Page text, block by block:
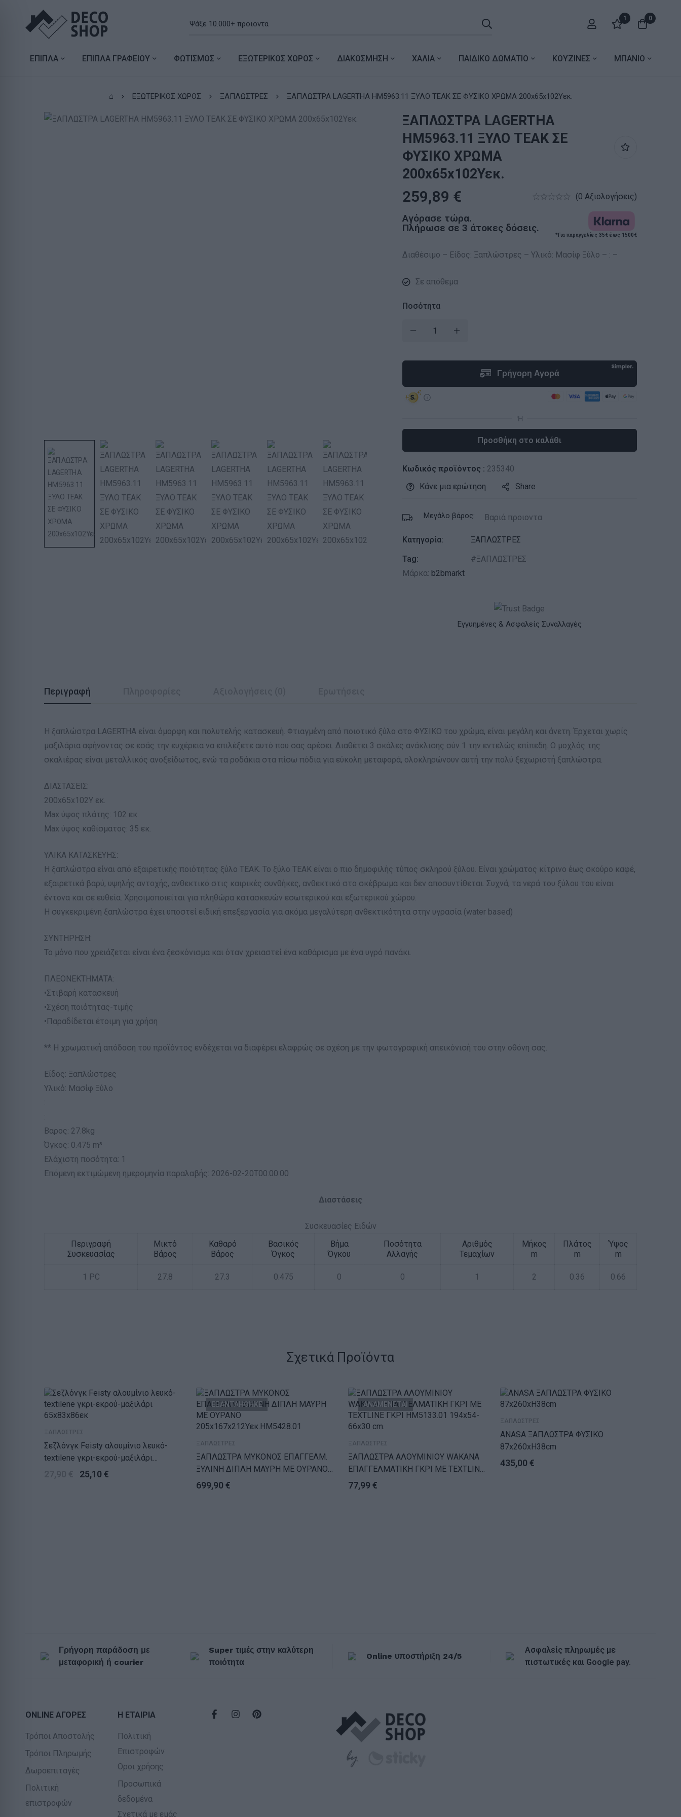
1 0
ΕΠΙΠΛΑ ΕΠΙΠΛΑ ΓΡΑΦΕΙΟΥ ΦΩΤΙΣΜΟΣ ΕΞΩΤΕΡΙΚΟΣ ΧΩΡΟΣ ΔΙΑΚΟΣΜΗΣΗ ΧΑΛΙΑ ΠΑΙΔΙΚΟ ΔΩΜΑΤΙΟ ΚΟΥΖΙΝΕΣ ΜΠΑΝΙΟ
⌂ ΕΞΩΤΕΡΙΚΟΣ ΧΩΡΟΣ ΞΑΠΛΩΣΤΡΕΣ ΞΑΠΛΩΣΤΡΑ LAGERTHA HM5963.11 ΞΥΛΟ ΤΕΑΚ ΣΕ ΦΥΣΙΚΟ ΧΡΩΜΑ 200x65x102Υεκ.
ΞΑΠΛΩΣΤΡΑ LAGERTHA
HM5963.11 ΞΥΛΟ ΤΕΑΚ ΣΕ
ΦΥΣΙΚΟ ΧΡΩΜΑ
200x65x102Υεκ.
259,89 € (0 Αξιολογήσεις)
Αγόρασε τώρα.
Πλήρωσε σε 3 άτοκες δόσεις.
*Για παραγγελίες 35€ έως 1500€
Διαθέσιμο – Είδος: Ξαπλώστρες – Υλικό: Μασίφ Ξύλο – : –
Σε απόθεμα
Ποσότητα
Προσθήκη στο καλάθι
Κωδικός προϊόντος : 235340
Κάνε μια ερώτηση
Share
Μεγάλο βάρος: Βαριά προιοντα
Κατηγορία:
ΞΑΠΛΩΣΤΡΕΣ
Tag:
ΞΑΠΛΩΣΤΡΕΣ
Μάρκα: b2bmarkt
Εγγυημένες & Ασφαλείς Συναλλαγές
Περιγραφή
Η ξαπλώστρα LAGERTHA είναι όμορφη και πολυτελής κατασκευή. Φτιαγμένη από ποιοτικό ξύλο στο ΦΥΣΙΚΟ του χρώμα, είναι μεγάλη και άνετη. Έρχεται χωρίς
μαξιλάρια αφήνοντας σε εσάς την ευχέρεια να επιλέξετε αυτό που σας αρέσει. Διαθέτει 3 σκάλες ανάκλισης σύν 1 την εντελώς επίπεδη. Ο μοχλός της
σκαλιέρας είναι μεταλλικός ανοξείδωτος, ενώ τα ροδάκια στα πίσω πόδια για εύκολη μεταφορά, ολοκληρώνουν αυτή την πολύ ξεχωριστή ξαπλώστρα.
ΔΙΑΣΤΑΣΕΙΣ:
200x65x102Υ εκ.
Max ύψος πλάτης: 102 εκ.
Max ύψος καθίσματος: 35 εκ.
ΥΛΙΚΑ ΚΑΤΑΣΚΕΥΗΣ:
Η ξαπλώστρα είναι από εξαιρετικής ποιότητας ξύλο ΤΕΑΚ. Το ξύλο ΤΕΑΚ είναι ο πιο δημοφιλής τύπος σκληρού ξύλου. Είναι χρώματος κίτρινο έως σκούρο καφέ,
εξαιρετικά βαρύ, υψηλής αντοχής, ανθεκτικό στις καιρικές συνθήκες, ανθεκτικό στο σκέβρωμα και δεν αποσυντίθεται. Συχνά, τα νερά του ξύλου του είναι
έντονα και σε ευθεία. Χρησιμοποιείται για πληθώρα κατασκευών εσωτερικού και εξωτερικού χώρου.
Η συγκεκριμένη ξαπλώστρα έχει υποστεί ειδική επεξεργασία για ακόμα μεγαλύτερη ανθεκτικότητα στην υγρασία (water based)
ΣΥΝΤΗΡΗΣΗ:
Το μόνο που χρειάζεται είναι ένα ξεσκόνισμα και όταν χρειαστεί ένα καθάρισμα με ένα υγρό πανάκι.
ΠΛΕΟΝΕΚΤΗΜΑΤΑ:
•Στιβαρή κατασκευή
•Σχέση ποιότητας-τιμής
•Παραδίδεται έτοιμη για χρήση
** Η χρωματική απόδοση του προϊόντος ενδέχεται να διαφέρει ελαφρώς σε σχέση με την φωτογραφική απεικόνισή του στην οθόνη σας.
Είδος: Ξαπλώστρες
Υλικό: Μασίφ Ξύλο
:
:
Βαρος: 27.8kg
Όγκος: 0.475 m³
Ελάχιστη ποσότητα: 1
Επόμενη εκτιμώμενη ημερομηνία παραλαβής: 2026-02-20T00:00:00
Διαστάσεις
Συσκευασίες Ειδών
Περιγραφή
Συσκευασίας
Μικτό
Βάρος
Καθαρό
Βάρος
Βασικός
Όγκος
Βήμα
Όγκου
Ποσότητα
Αλλαγής
Αριθμός
Τεμαχίων
Μήκος
m
Πλάτος
m
Ύψος
m
1 PC 27.8 27.3 0.475 0 0 1 2 0.36 0.66
Σχετικά Προϊόντα
ΞΑΠΛΩΣΤΡΕΣ
Σεζλόνγκ Feisty αλουμίνιο λευκό-
textilene γκρι-εκρού-μαξιλάρι
65x83x86εκ25,10 €
ΕΞΑΝΤΛΗΘΗΚΕ
ΞΑΠΛΩΣΤΡΕΣ
ΞΑΠΛΩΣΤΡΑ ΜΥΚΟΝΟΣ ΕΠΑΓΓΕΛΜ.
ΞΥΛΙΝΗ ΔΙΠΛΗ ΜΑΥΡΗ ΜΕ ΟΥΡΑΝΟ
205x167x212Yεκ.HM5428.01
699,90 €
ΑΝΑΜΕΝΕΤΑΙ
ΞΑΠΛΩΣΤΡΕΣ
ΞΑΠΛΩΣΤΡΑ ΑΛΟΥΜΙΝΙΟΥ WAKANA
ΕΠΑΓΓΕΛΜΑΤΙΚΗ ΓΚΡΙ ΜΕ TEXTLINE
ΓΚΡΙ HM5133.01 194×54-66×30 cm.
77,99 €
ΞΑΠΛΩΣΤΡΕΣ
ANASA ΞΑΠΛΩΣΤΡΑ ΦΥΣΙΚΟ
87x260xH38cm
435,00 €
Γρήγορη παράδοση με
μεταφορική ή courier
Super τιμές στην καλύτερη
ποιότητα
Online υποστήριξη 24/5
Ασφαλείς πληρωμές με
πιστωτικές και Google pay.
ONLINE ΑΓΟΡΕΣ
Τρόποι Αποστολής
Τρόποι Πληρωμής
Δωροεπιταγές
Πολιτική
επιστροφών
Η ΕΤΑΙΡΙΑ
Πολιτική
Επιστροφών
Οροι χρήσης
Προσωπικά
δεδομένα
Σχετικά με εμάς